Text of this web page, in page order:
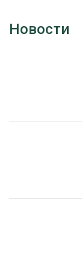
Новости